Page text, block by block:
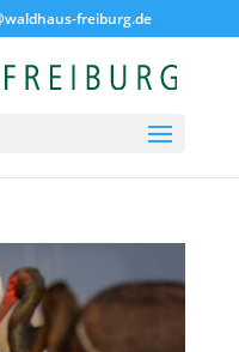
freiburg.de